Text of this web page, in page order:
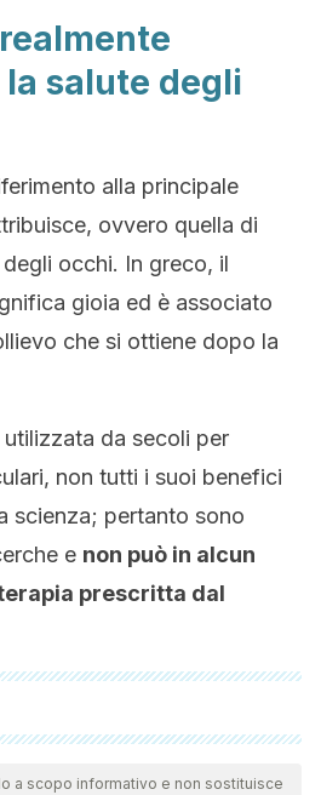
salute degli
alla principale
ovvero quella di
occhi. In greco, il
gioia ed è associato
che si ottiene dopo la
da secoli per
non tutti i suoi benefici
scienza; pertanto sono
e non può in alcun
prescritta dal
esaminate a fondo dal nostro
l'affidabilità, l'attualità e la
a scopo informativo e non sostituisce